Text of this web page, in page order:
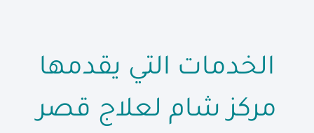
الخدمات التي يقدمها
مركز شام لعلاج قصر